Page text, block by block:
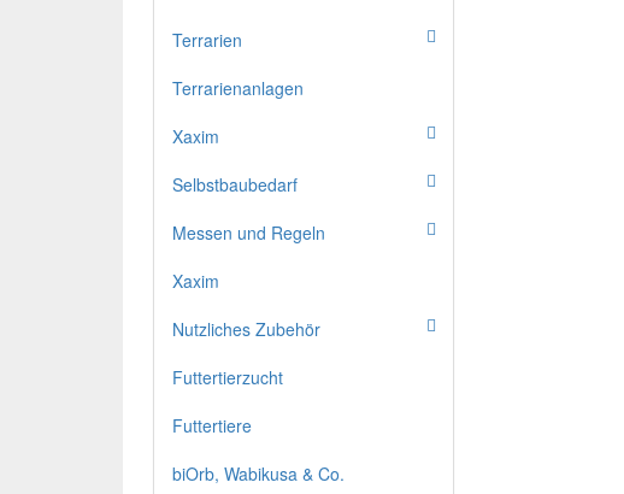
Terrarien
Terrarienanlagen
Xaxim
Selbstbaubedarf
Messen und Regeln
Xaxim
Nutzliches Zubehör
Futtertierzucht
Futtertiere
biOrb, Wabikusa & Co.